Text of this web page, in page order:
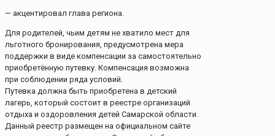
— акцентировал глава региона.
Для родителей, чьим детям не хватило мест для
льготного бронирования, предусмотрена мера
поддержки в виде компенсации за самостоятельно
приобретённую путевку. Компенсация возможна
при соблюдении ряда условий.
Путевка должна быть приобретена в детский
лагерь, который состоит в реестре организаций
отдыха и оздоровления детей Самарской области.
Данный реестр размещен на официальном сайте